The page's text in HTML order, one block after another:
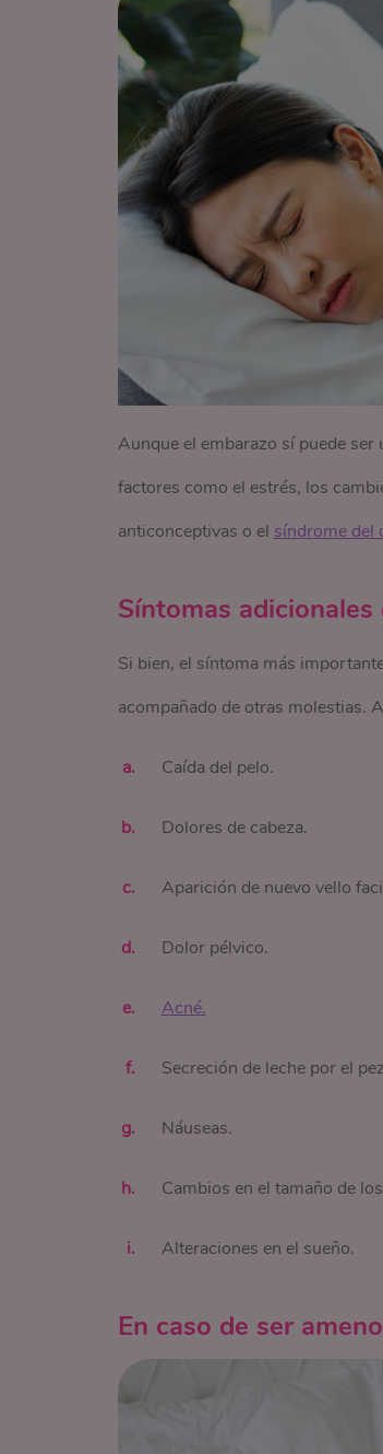
Aunque el embarazo sí puede
factores como el estrés, los
anticonceptivas o el síndrome del
Síntomas
Si bien, el síntoma más
acompañado de otras molestias.
Caída del pelo.
Dolores de cabeza.
Aparición de nuevo vello
Dolor pélvico.
Acné.
Secreción de leche por el
Náuseas.
Cambios en el tamaño de
Alteraciones en el sueño.
En caso de ser